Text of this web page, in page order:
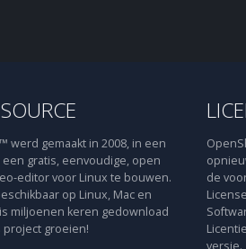
werd gemaakt in 2008, in een
een gratis, eenvoudige, open
editor voor Linux te bouwen.
op Linux, Mac en
miljoenen keren gedownload
project groeien!
de
versie.